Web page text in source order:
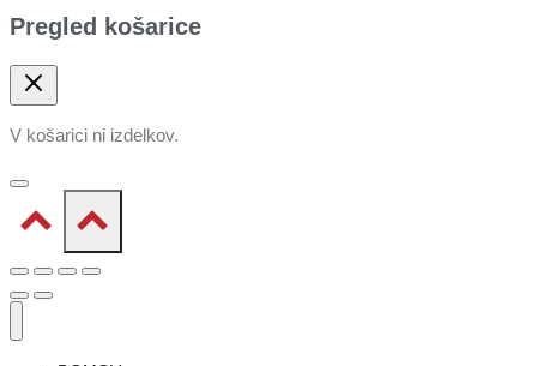
Pregled košarice
V košarici ni izdelkov.